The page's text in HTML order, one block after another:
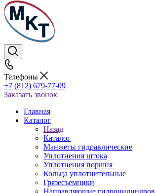
Телефоны
+7 (812) 679-77-09
Заказать звонок
Главная
Каталог
Назад
Каталог
Манжеты гидравлические
Уплотнения штока
Уплотнения поршня
Кольца уплотнительные
Грязесъемники
Направляющие гидроцилиндров